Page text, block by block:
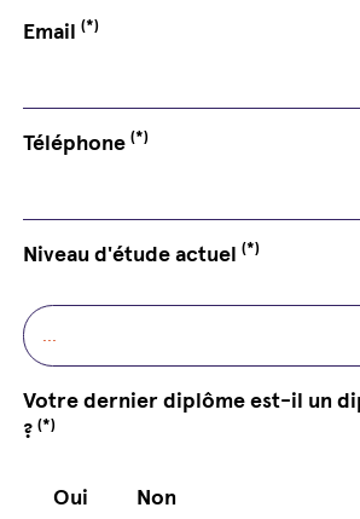
Email(*)
Téléphone(*)
Niveau d'étude actuel(*)
Votre dernier diplôme est-il un
?(*)
Oui Non